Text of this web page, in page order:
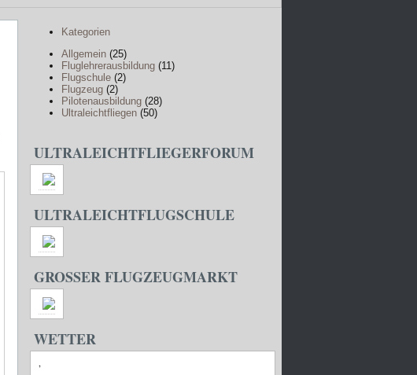
Kategorien
Allgemein (25)
Fluglehrerausbildung (11)
Flugschule (2)
Flugzeug (2)
Pilotenausbildung (28)
Ultraleichtfliegen (50)
ULTRALEICHTFLIEGERFORUM
ULTRALEICHTFLUGSCHULE
GROSSER FLUGZEUGMARKT
WETTER
,